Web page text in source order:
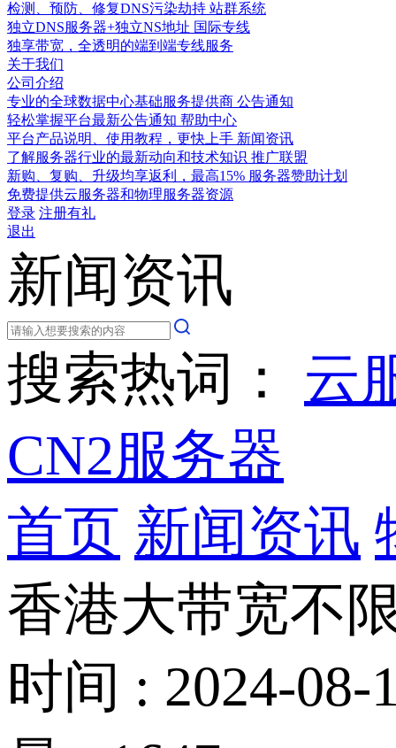
检测、预防、修复DNS污染劫持 站群系统
独立DNS服务器+独立NS地址 国际专线
独享带宽，全透明的端到端专线服务
关于我们
公司介绍
专业的全球数据中心基础服务提供商 公告通知
轻松掌握平台最新公告通知 帮助中心
平台产品说明、使用教程，更快上手 新闻资讯
了解服务器行业的最新动向和技术知识 推广联盟
新购、复购、升级均享返利，最高15% 服务器赞助计划
免费提供云服务器和物理服务器资源
登录 注册有礼
退出
新闻资讯
搜索热词： 云
CN2服务器
首页 新闻资讯
香港大带宽不
时间 : 2024-08-